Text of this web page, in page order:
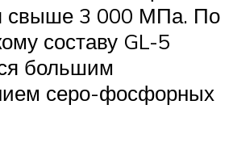
свыше 3 000 МПа. По
составу GL-5
большим
серо-фосфорных